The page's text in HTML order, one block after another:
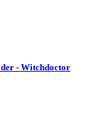
- Witchdoctor